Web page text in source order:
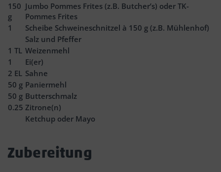
150
g
Jumbo Pommes Frites (z.B. Butcher’s) oder TK-
Pommes Frites
1
Scheibe Schweineschnitzel à 150 g (z.B. Mühlenhof)
Salz und Pfeffer
1 TL Weizenmehl
1
Ei(er)
2 EL Sahne
50 g Paniermehl
50 g Butterschmalz
0.25 Zitrone(n)
Ketchup oder Mayo
Zubereitung